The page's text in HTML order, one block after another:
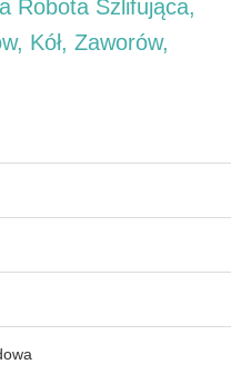
Robota Szlifująca,
Kół, Zaworów,